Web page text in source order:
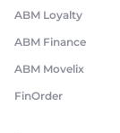
ABM Loyalty
ABM Finance
ABM Movelix
FinOrder